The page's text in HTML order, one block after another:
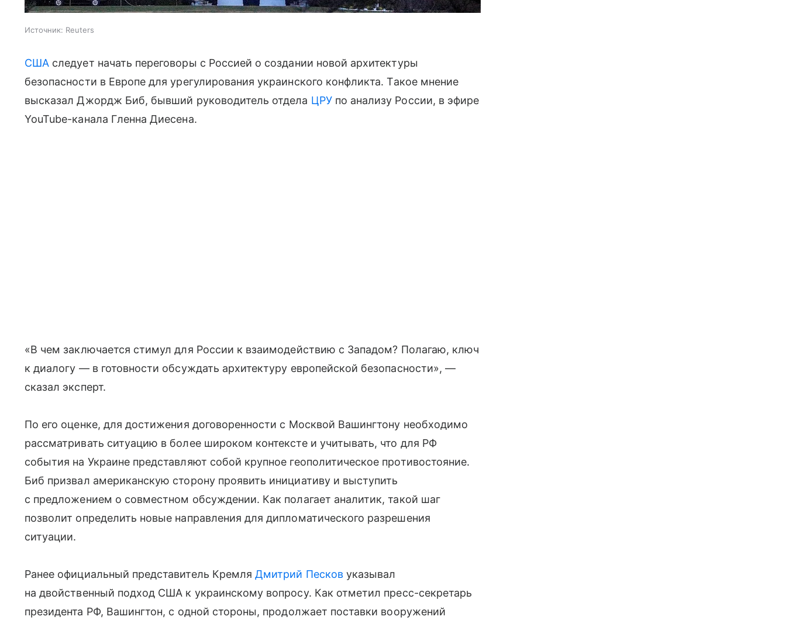
Источник: Reuters
США следует начать переговоры с Россией о создании новой архитектуры
безопасности в Европе для урегулирования украинского конфликта. Такое мнение
высказал Джордж Биб, бывший руководитель отдела ЦРУпо анализу России, в эфире
YouTube-канала Гленна Диесена.
«В чем заключается стимул для России к взаимодействию с Западом? Полагаю, ключ
к диалогу — в готовности обсуждать архитектуру европейской безопасности», —
сказал эксперт.
По его оценке, для достижения договоренности с Москвой Вашингтону необходимо
рассматривать ситуацию в более широком контексте и учитывать, что для РФ
события на Украине представляют собой крупное геополитическое противостояние.
Биб призвал американскую сторону проявить инициативу и выступить
с предложением о совместном обсуждении. Как полагает аналитик, такой шаг
позволит определить новые направления для дипломатического разрешения
ситуации.
Ранее официальный представитель КремляДмитрий Песковуказывал
на двойственный подход США к украинскому вопросу. Как отметил пресс-секретарь
президента РФ, Вашингтон, с одной стороны, продолжает поставки вооружений